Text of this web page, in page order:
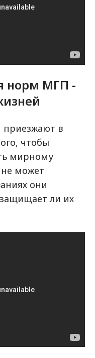
норм МГП -
приезжают в
чтобы
мирному
может
они
ли их